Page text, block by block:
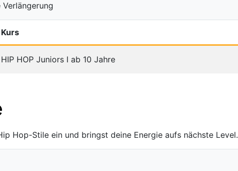
Kurs
HIP HOP Juniors I ab 10 Jahre
Hop-Stile ein und bringst deine Energie aufs nächste Level.